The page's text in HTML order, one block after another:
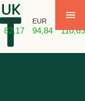
USD
82,17
EUR
94,84 110,65